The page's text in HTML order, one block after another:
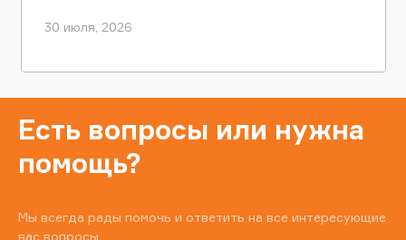
30 июля, 2026
Есть вопросы или нужна
помощь?
Мы всегда рады помочь и ответить на все интересующие
вас вопросы.